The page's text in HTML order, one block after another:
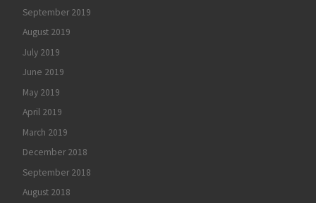
September 2019
August 2019
July 2019
June 2019
May 2019
April 2019
March 2019
December 2018
September 2018
August 2018